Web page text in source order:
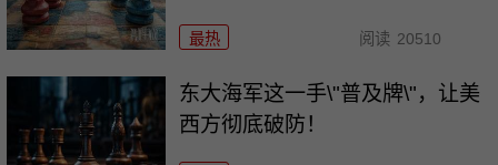
最热 阅读 20510
东大海军这一手\"普及牌\"，让美
西方彻底破防！